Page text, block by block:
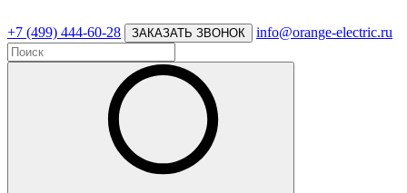
+7 (499) 444-60-28 ЗАКАЗАТЬ ЗВОНОК info@orange-electric.ru